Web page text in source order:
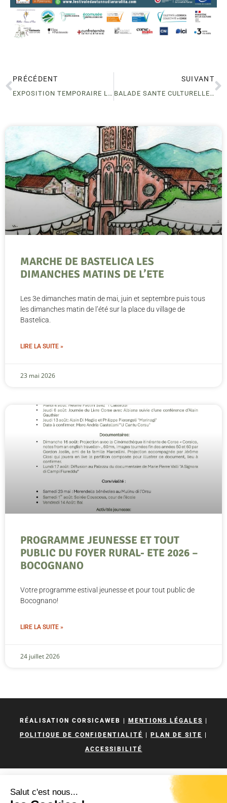
Salut c'est nous...
PRÉCÉDENT
EXPOSITION TEMPORAIRE LES AGRUMES S’INVITENT A L’ECOMUSEE DE BASTELICACCIA
SUIVANT
BALADE SANTE CULTURELLE -BASTELICA
MARCHE DE BASTELICA LES
DIMANCHES MATINS DE L’ETE
Les 3e dimanches matin de mai, juin et septembre puis tous
les dimanches matin de l’été sur la place du village de
Bastelica.
LIRE LA SUITE »
23 mai 2026
PROGRAMME JEUNESSE ET TOUT
PUBLIC DU FOYER RURAL- ETE 2026 –
BOCOGNANO
Votre programme estival jeunesse et pour tout public de
Bocognano!
LIRE LA SUITE »
24 juillet 2026
RÉALISATION CORSICAWEB | MENTIONS LÉGALES |
POLITIQUE DE CONFIDENTIALITÉ | PLAN DE SITE |
ACCESSIBILITÉ